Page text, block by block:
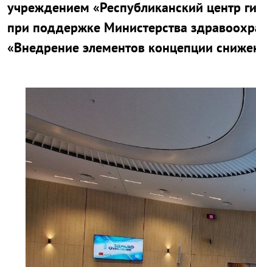
учреждением «Республиканский центр
при поддержке Министерства
«Внедрение элементов концепции